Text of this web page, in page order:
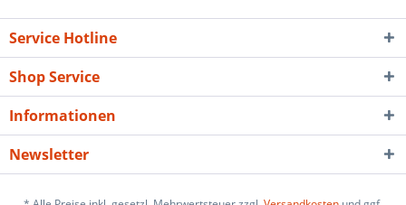
Service Hotline
Shop Service
Informationen
Newsletter